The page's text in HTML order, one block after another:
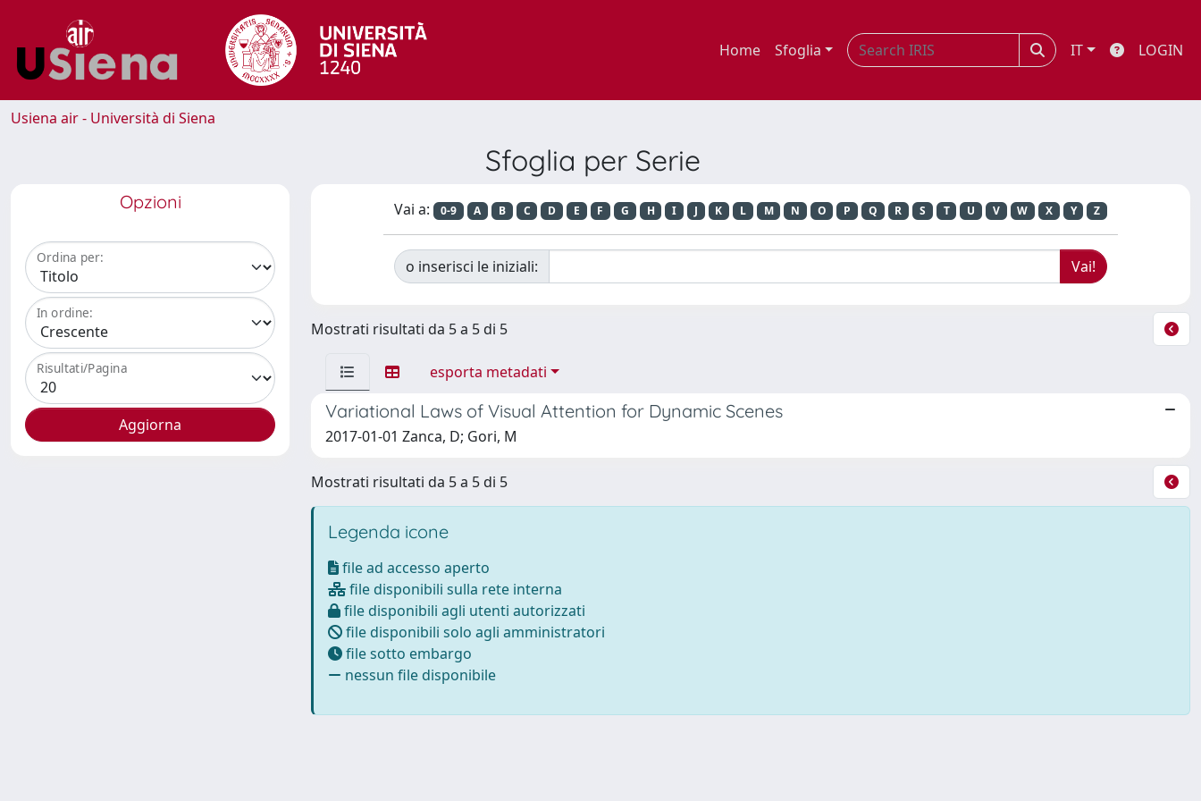
Home Sfoglia IT LOGIN
Usiena air - Università di Siena
Sfoglia per Serie
Opzioni
Ordina per:
In ordine:
Risultati/Pagina
Vai a: 0-9 A B C D E F G H I J K L M N O P Q R S T U V W X Y Z
o inserisci le iniziali:
Mostrati risultati da 5 a 5 di 5
esporta metadati
Variational Laws of Visual Attention for Dynamic Scenes
2017-01-01 Zanca, D; Gori, M
Mostrati risultati da 5 a 5 di 5
Legenda icone
file ad accesso aperto
file disponibili sulla rete interna
file disponibili agli utenti autorizzati
file disponibili solo agli amministratori
file sotto embargo
nessun file disponibile